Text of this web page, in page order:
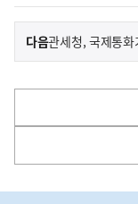
이
전
다
음
다음기